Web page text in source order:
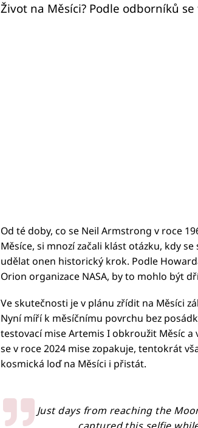
Život na Měsíci? Podle odborníků
Od té doby, co se Neil Armstrong v roce
Měsíce, si mnozí začali klást otázku, kdy
udělat onen historický krok. Podle
Orion organizace NASA, by to mohlo být
Ve skutečnosti je v plánu zřídit na Měsíci
Nyní míří k měsíčnímu povrchu bez
testovací mise Artemis I obkroužit Měsíc
se v roce 2024 mise zopakuje, tentokrát
kosmická loď na Měsíci i přistát.
Just days from reaching the